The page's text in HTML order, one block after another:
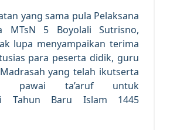
yang sama pula Pelaksana
MTsN 5 Boyolali Sutrisno,
lupa menyampaikan terima
para peserta didik, guru
yang telah ikutserta
pawai ta’aruf untuk
Tahun Baru Islam 1445